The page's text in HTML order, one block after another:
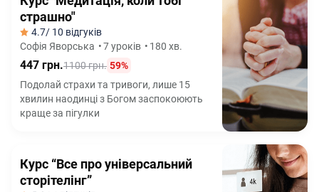
страшно"
4.7/ 10 відгуків
Софія Яворська •7 уроків • 180 хв.
447 грн.1100 грн. 59%
Подолай страхи та тривоги, лише 15
хвилин наодинці з Богом заспокоюють
краще за пігулки
Курс “Все про універсальний
сторітелінг”